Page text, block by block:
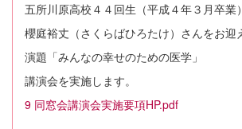
五所川原高校４４回生（平成４年３月卒業）
櫻庭裕丈（さくらばひろたけ）さんをお迎
演題「みんなの幸せのための医学」
講演会を実施します。
9 同窓会講演会実施要項HP.pdf